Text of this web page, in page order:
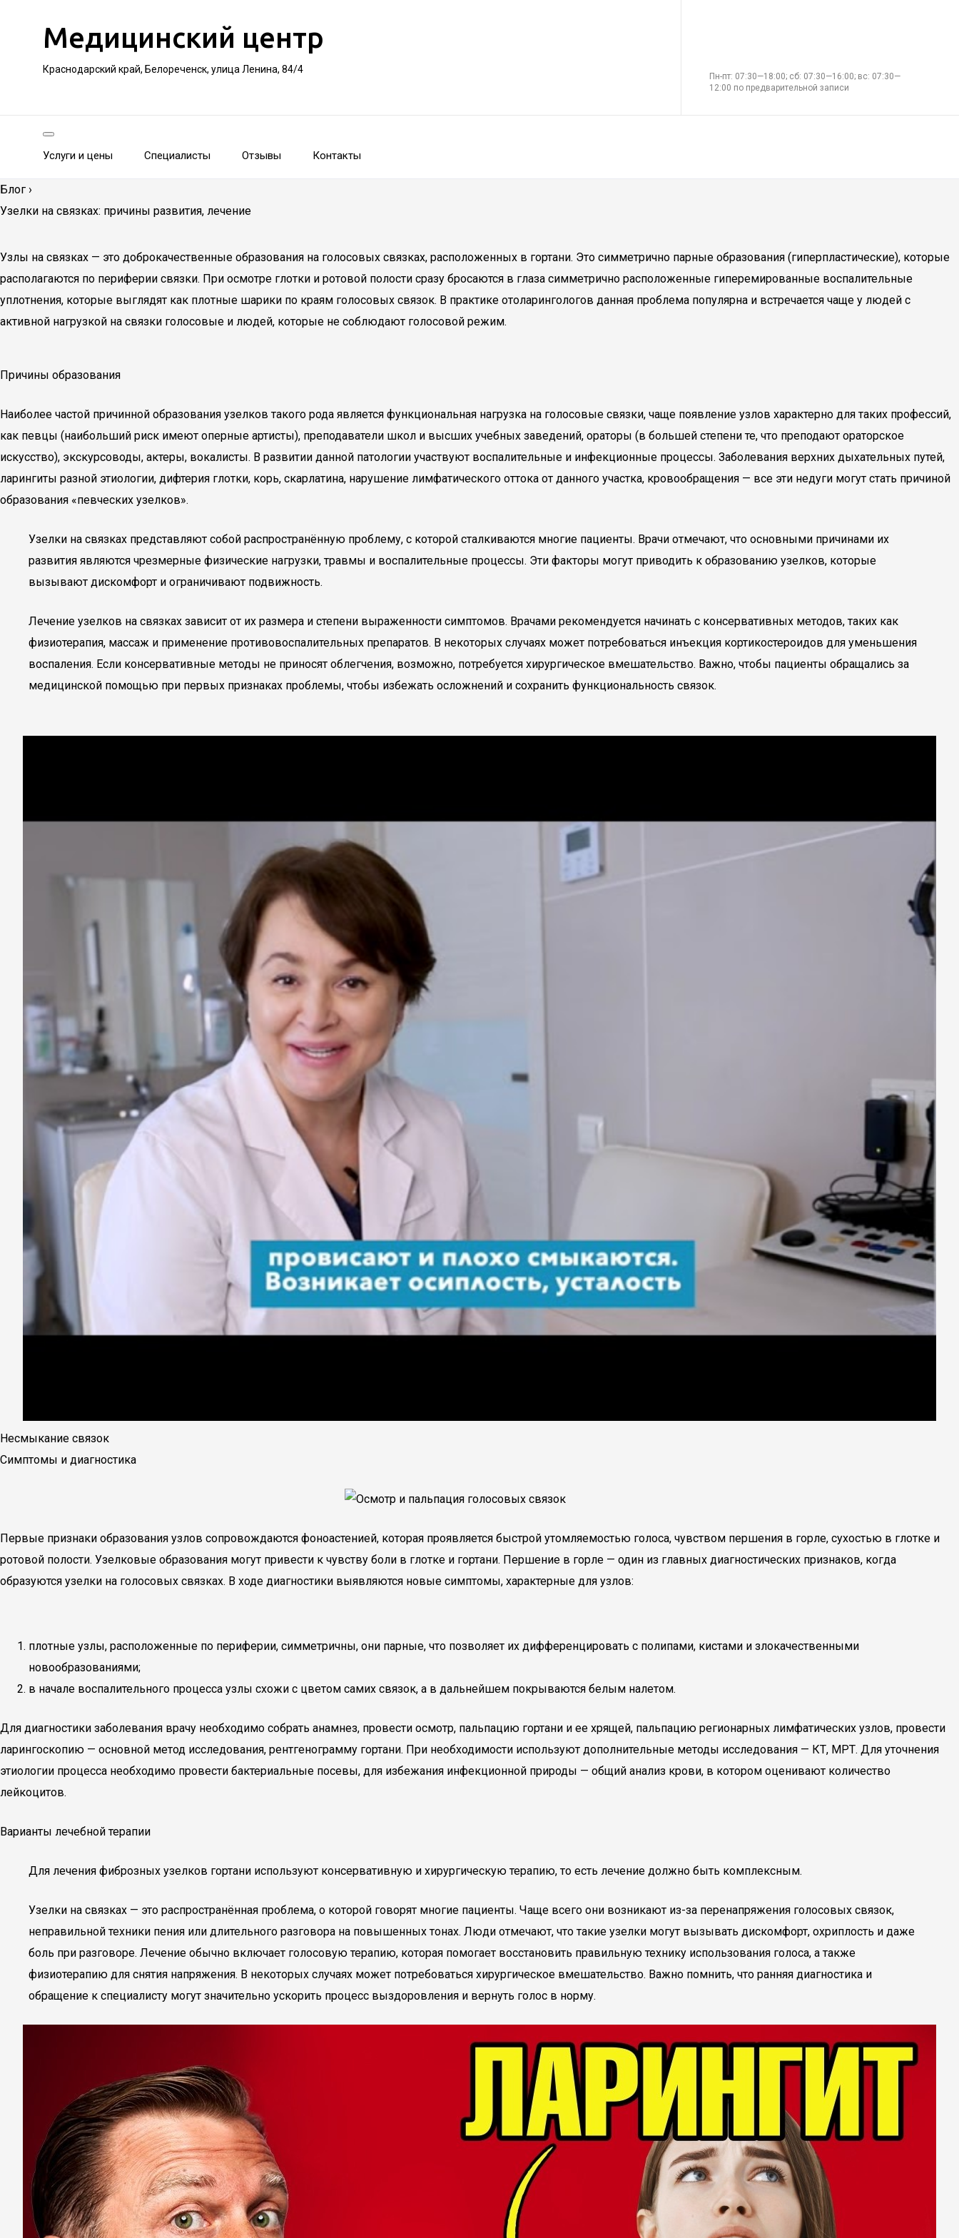
Медицинский центр
Краснодарский край, Белореченск, улица Ленина, 84/4
Пн-пт: 07:30—18:00; сб: 07:30—16:00; вс: 07:30—
12:00 по предварительной записи
Услуги и цены Специалисты Отзывы Контакты
Блог ›
Узелки на связках: причины развития, лечение
Узлы на связках — это доброкачественные образования на голосовых связках, расположенных в гортани. Это симметрично парные образования (гиперпластические), которые
располагаются по периферии связки. При осмотре глотки и ротовой полости сразу бросаются в глаза симметрично расположенные гиперемированные воспалительные
уплотнения, которые выглядят как плотные шарики по краям голосовых связок. В практике отоларингологов данная проблема популярна и встречается чаще у людей с
активной нагрузкой на связки голосовые и людей, которые не соблюдают голосовой режим.
Причины образования
Наиболее частой причинной образования узелков такого рода является функциональная нагрузка на голосовые связки, чаще появление узлов характерно для таких профессий,
как певцы (наибольший риск имеют оперные артисты), преподаватели школ и высших учебных заведений, ораторы (в большей степени те, что преподают ораторское
искусство), экскурсоводы, актеры, вокалисты. В развитии данной патологии участвуют воспалительные и инфекционные процессы. Заболевания верхних дыхательных путей,
ларингиты разной этиологии, дифтерия глотки, корь, скарлатина, нарушение лимфатического оттока от данного участка, кровообращения — все эти недуги могут стать причиной
образования «певческих узелков».
Узелки на связках представляют собой распространённую проблему, с которой сталкиваются многие пациенты. Врачи отмечают, что основными причинами их
развития являются чрезмерные физические нагрузки, травмы и воспалительные процессы. Эти факторы могут приводить к образованию узелков, которые
вызывают дискомфорт и ограничивают подвижность.
Лечение узелков на связках зависит от их размера и степени выраженности симптомов. Врачами рекомендуется начинать с консервативных методов, таких как
физиотерапия, массаж и применение противовоспалительных препаратов. В некоторых случаях может потребоваться инъекция кортикостероидов для уменьшения
воспаления. Если консервативные методы не приносят облегчения, возможно, потребуется хирургическое вмешательство. Важно, чтобы пациенты обращались за
медицинской помощью при первых признаках проблемы, чтобы избежать осложнений и сохранить функциональность связок.
Несмыкание связок
Симптомы и диагностика
Первые признаки образования узлов сопровождаются фоноастенией, которая проявляется быстрой утомляемостью голоса, чувством першения в горле, сухостью в глотке и
ротовой полости. Узелковые образования могут привести к чувству боли в глотке и гортани. Першение в горле — один из главных диагностических признаков, когда
образуются узелки на голосовых связках. В ходе диагностики выявляются новые симптомы, характерные для узлов:
плотные узлы, расположенные по периферии, симметричны, они парные, что позволяет их дифференцировать с полипами, кистами и злокачественными
новообразованиями;
в начале воспалительного процесса узлы схожи с цветом самих связок, а в дальнейшем покрываются белым налетом.
Для диагностики заболевания врачу необходимо собрать анамнез, провести осмотр, пальпацию гортани и ее хрящей, пальпацию регионарных лимфатических узлов, провести
ларингоскопию — основной метод исследования, рентгенограмму гортани. При необходимости используют дополнительные методы исследования — КТ, МРТ. Для уточнения
этиологии процесса необходимо провести бактериальные посевы, для избежания инфекционной природы — общий анализ крови, в котором оценивают количество
лейкоцитов.
Варианты лечебной терапии
Для лечения фиброзных узелков гортани используют консервативную и хирургическую терапию, то есть лечение должно быть комплексным.
Узелки на связках — это распространённая проблема, о которой говорят многие пациенты. Чаще всего они возникают из-за перенапряжения голосовых связок,
неправильной техники пения или длительного разговора на повышенных тонах. Люди отмечают, что такие узелки могут вызывать дискомфорт, охриплость и даже
боль при разговоре. Лечение обычно включает голосовую терапию, которая помогает восстановить правильную технику использования голоса, а также
физиотерапию для снятия напряжения. В некоторых случаях может потребоваться хирургическое вмешательство. Важно помнить, что ранняя диагностика и
обращение к специалисту могут значительно ускорить процесс выздоровления и вернуть голос в норму.